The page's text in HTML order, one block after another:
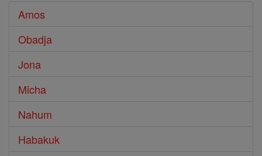
Amos
Obadja
Jona
Micha
Nahum
Habakuk